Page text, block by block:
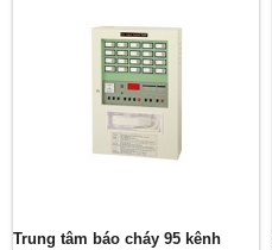
Trung tâm báo cháy 95 kênh